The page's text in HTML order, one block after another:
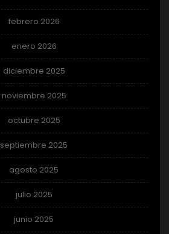
febrero 2026
enero 2026
diciembre 2025
noviembre 2025
octubre 2025
septiembre 2025
agosto 2025
julio 2025
junio 2025